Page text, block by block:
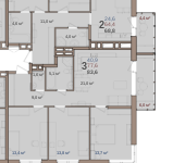
11,0 м²
4,0 м²
4,4 м²
4,6 м²
2
24,6
64,4
68,8
13,4 м² 13,8 м² 13,7 м²
21,0 м²
6,0 м²
5,1 м²
9,0 м²
1,6 м²
3
40,9
77,6
83,6